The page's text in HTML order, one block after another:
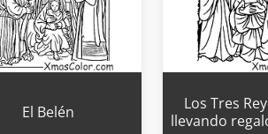
El Belén
Los Tres
llevando